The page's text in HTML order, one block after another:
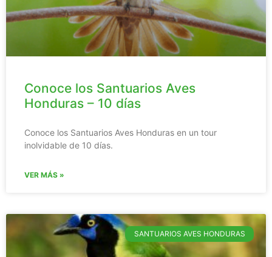
Conoce los Santuarios Aves
Honduras – 10 días
Conoce los Santuarios Aves Honduras en un tour
inolvidable de 10 días.
VER MÁS »
SANTUARIOS AVES HONDURAS